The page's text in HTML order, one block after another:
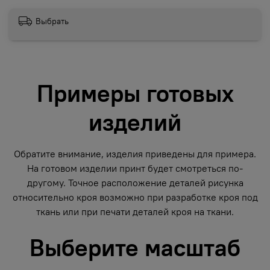
Выбрать
Примеры готовых
изделий
Обратите внимание, изделия приведены для примера.
На готовом изделии принт будет смотреться по-
другому. Точное расположение деталей рисунка
относительно кроя возможно при разработке кроя под
ткань или при печати деталей кроя на ткани.
Выберите масштаб